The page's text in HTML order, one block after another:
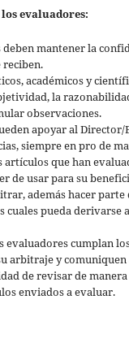
evaluadores:
deben mantener la
académicos y
la
observaciones.
apoyar al
siempre en pro de
artículos que han
de usar para su
además hacer parte
cuales pueda derivarse
evaluadores cumplan
arbitraje y
de revisar de
enviados a evaluar.